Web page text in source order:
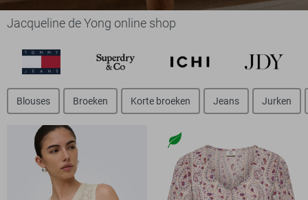
Jacqueline de Yong online shop
Blouses Broeken Korte broeken Jeans Jurken